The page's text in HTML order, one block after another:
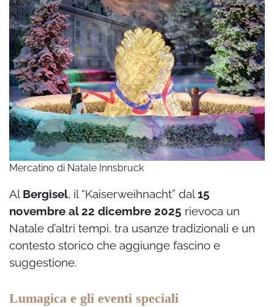
Mercatino di Natale Innsbruck
Al Bergisel, il “Kaiserweihnacht” dal15
novembre al 22 dicembre 2025 rievoca un
Natale d’altri tempi, tra usanze tradizionali e un
contesto storico che aggiunge fascino e
suggestione.
Lumagica e gli eventi speciali